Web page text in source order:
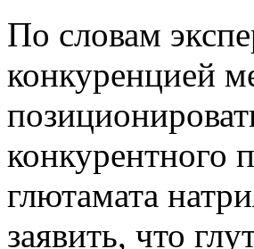
По словам
конкуренцией
конкурентного
глютамата
заявить, что